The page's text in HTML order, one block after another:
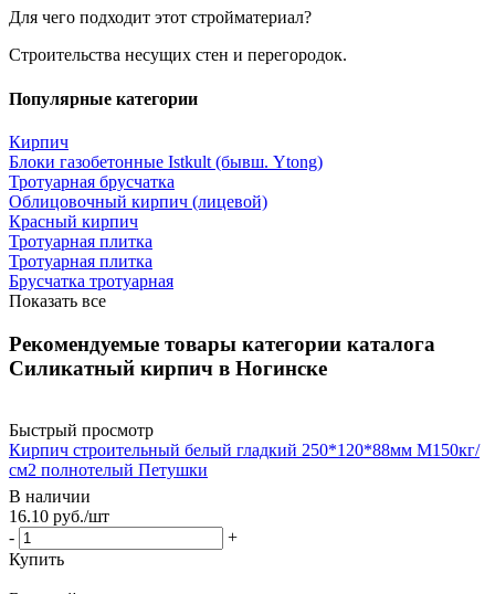
Для чего подходит этот стройматериал?
Строительства несущих стен и перегородок.
Популярные категории
Кирпич
Блоки газобетонные Istkult (бывш. Ytong)
Тротуарная брусчатка
Облицовочный кирпич (лицевой)
Красный кирпич
Тротуарная плитка
Тротуарная плитка
Брусчатка тротуарная
Показать все
Рекомендуемые товары категории каталога
Силикатный кирпич в Ногинске
Быстрый просмотр
Кирпич строительный белый гладкий 250*120*88мм М150кг/
см2 полнотелый Петушки
В наличии
16.10 руб./шт
-
+
Купить